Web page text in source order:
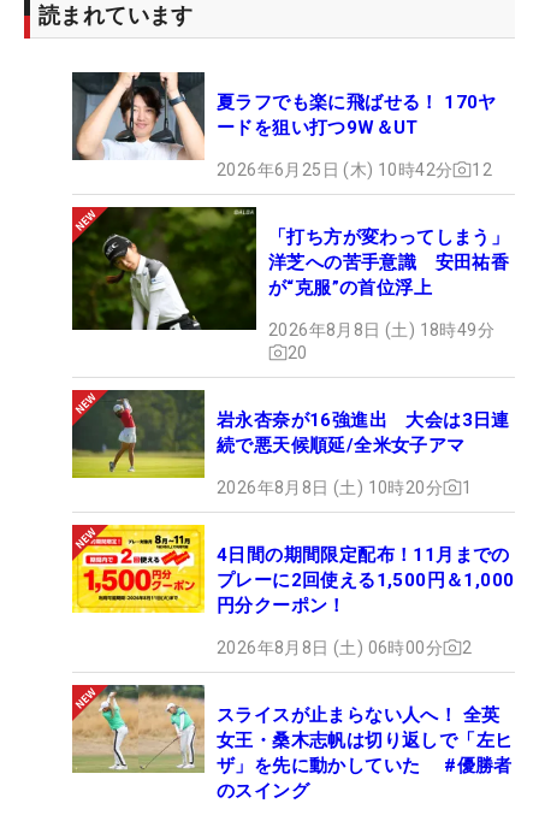
読まれています
夏ラフでも楽に飛ばせる！ 170ヤ
ードを狙い打つ9W＆UT
2026年6月25日 (木) 10時42分 12
「打ち方が変わってしまう」
洋芝への苦手意識 安田祐香
が“克服”の首位浮上
2026年8月8日 (土) 18時49分
20
岩永杏奈が16強進出 大会は3日連
続で悪天候順延/全米女子アマ
2026年8月8日 (土) 10時20分 1
4日間の期間限定配布！11月までの
プレーに2回使える1,500円＆1,000
円分クーポン！
2026年8月8日 (土) 06時00分 2
スライスが止まらない人へ！ 全英
女王・桑木志帆は切り返しで「左ヒ
ザ」を先に動かしていた #優勝者
のスイング